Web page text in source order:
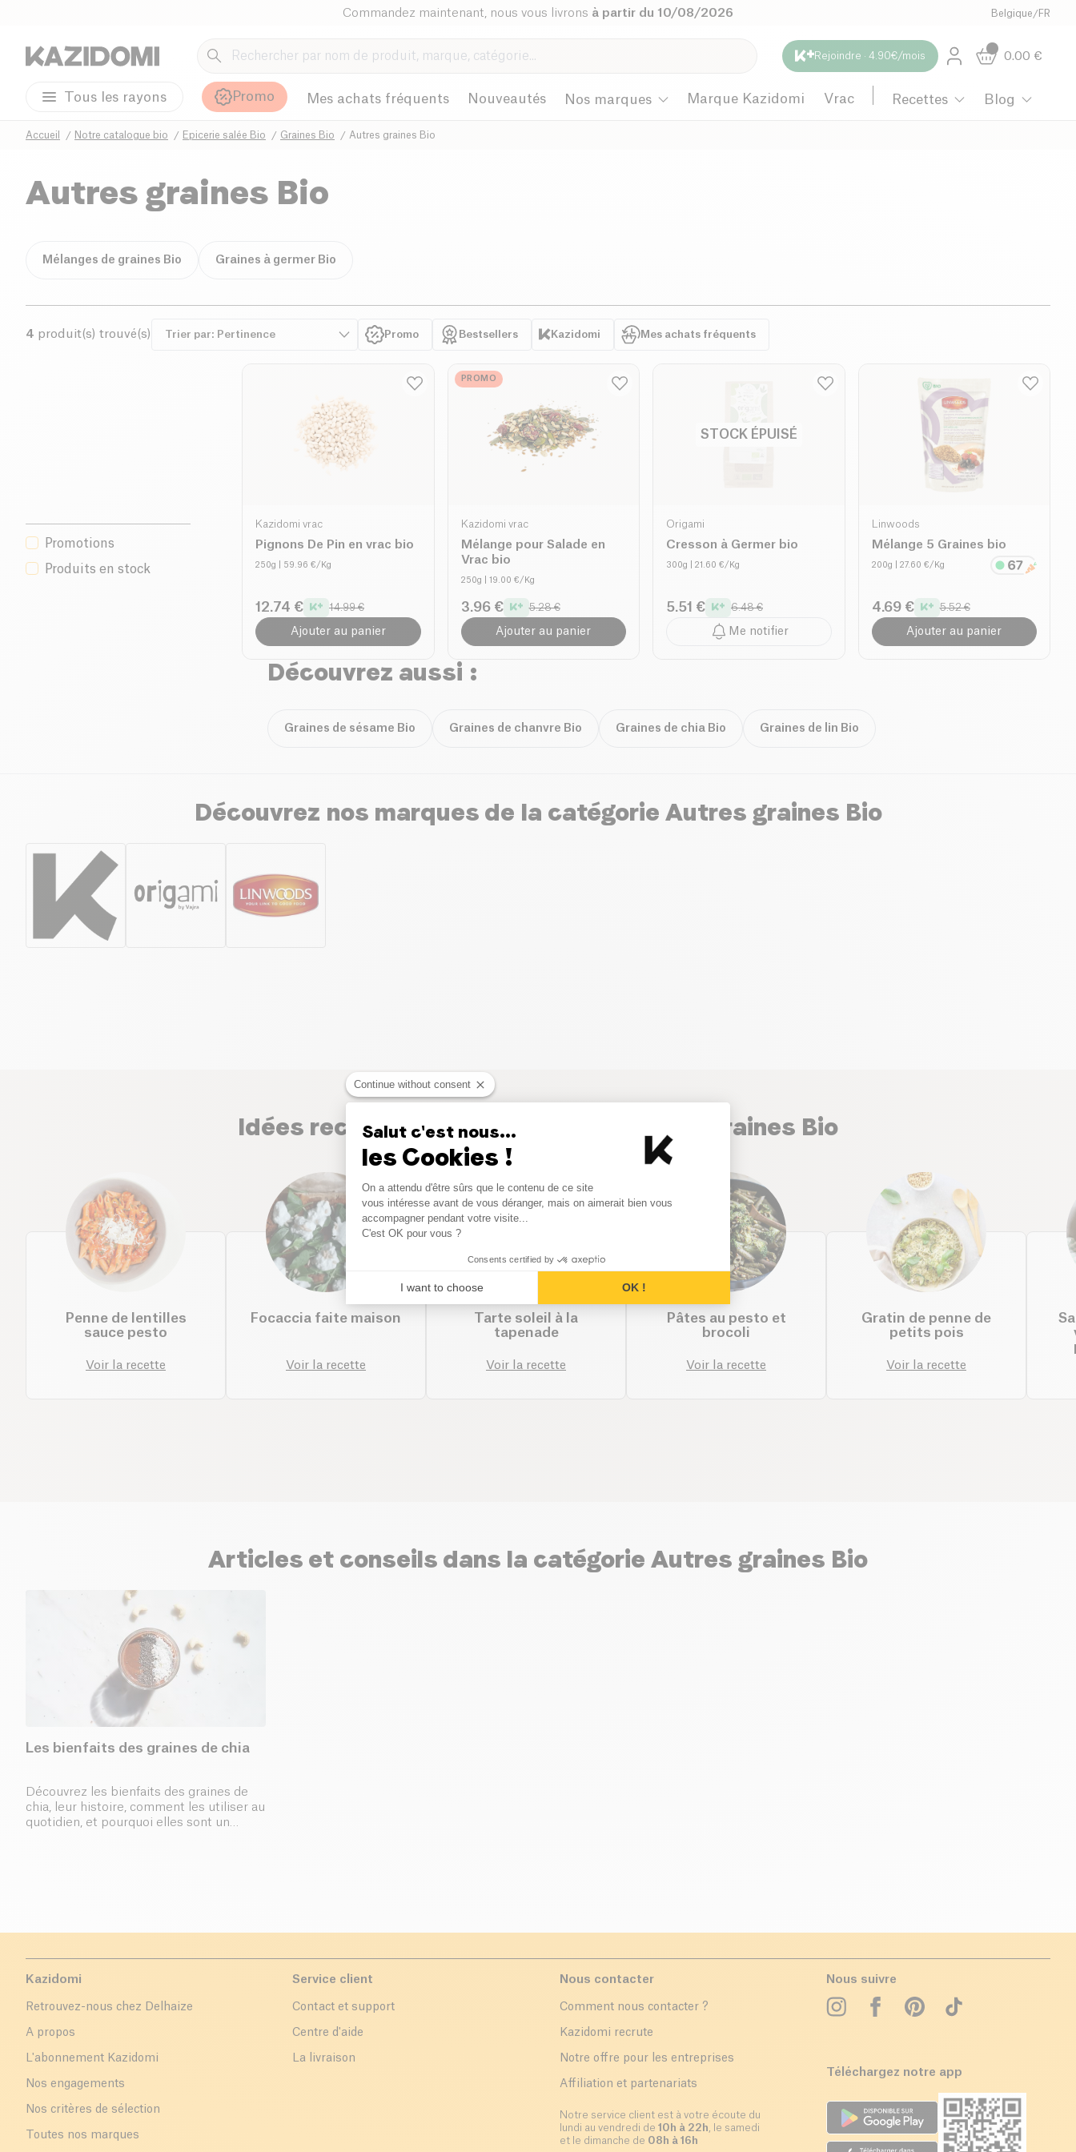
Commandez maintenant, nous vous livrons à partir du 10/08/2026 Belgique /FR
Rejoindre · 4.90€/mois 0.00 €
Tous les rayons Promo Mes achats fréquents Nouveautés Nos marques Marque Kazidomi Vrac Recettes Blog
Accueil Notre catalogue bio Epicerie salée Bio Graines Bio Autres graines Bio
Autres graines Bio
Mélanges de graines Bio Graines à germer Bio
4 produit(s) trouvé(s) Promo Bestsellers Kazidomi Mes achats fréquents
Promotions
Produits en stock
Kazidomi vrac
Pignons De Pin en vrac bio
250g | 59.96 €/Kg
12.74 € 14.99 €
Ajouter au panier
PROMO
Kazidomi vrac
Mélange pour Salade en
Vrac bio
250g | 19.00 €/Kg
3.96 € 5.28 €
Ajouter au panier
STOCK ÉPUISÉ
Origami
Cresson à Germer bio
300g | 21.60 €/Kg
5.51 € 6.48 €
Me notifier
Linwoods
Mélange 5 Graines bio
200g | 27.60 €/Kg
4.69 € 5.52 €
Ajouter au panier
Découvrez aussi :
Graines de sésame Bio Graines de chanvre Bio Graines de chia Bio Graines de lin Bio
Découvrez nos marques de la catégorie Autres graines Bio
Idées recettes avec la catégorie Autres graines Bio
Penne de lentilles
sauce pesto
Voir la recette
Focaccia faite maison
Voir la recette
Tarte soleil à la
tapenade
Voir la recette
Pâtes au pesto et
brocoli
Voir la recette
Gratin de penne de
petits pois
Voir la recette
Articles et conseils dans la catégorie Autres graines Bio
Les bienfaits des graines de chia
Découvrez les bienfaits des graines de
chia, leur histoire, comment les utiliser au
quotidien, et pourquoi elles sont un
Kazidomi
Retrouvez-nous chez Delhaize
A propos
L'abonnement Kazidomi
Nos engagements
Nos critères de sélection
Toutes nos marques
Service client
Contact et support
Centre d'aide
La livraison
Nous contacter
Comment nous contacter ?
Kazidomi recrute
Notre offre pour les entreprises
Affiliation et partenariats
Notre service client est à votre écoute du
lundi au vendredi de 10h à 22h , le samedi
et le dimanche de 08h à 16h
Nous suivre
Téléchargez notre app
Continue without consent
Salut c'est nous...
les Cookies !
Consent Management Platform: Personalize Your Options
On a attendu d'être sûrs que le contenu de ce site
vous intéresse avant de vous déranger, mais on aimerait bien vous
accompagner pendant votre visite...
C'est OK pour vous ?
Consents certified by
I want to choose OK !
Axeptio consent